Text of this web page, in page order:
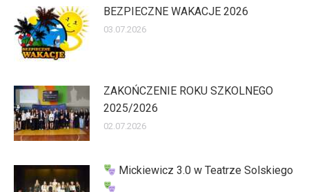
BEZPIECZNE WAKACJE 2026
03.07.2026
ZAKOŃCZENIE ROKU SZKOLNEGO
2025/2026
02.07.2026
Mickiewicz 3.0 w Teatrze Solskiego